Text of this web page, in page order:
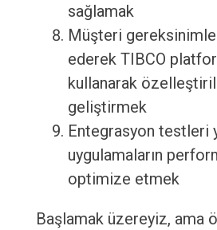
sağlamak
Müşteri
ederek TIBCO
kullanarak
geliştirmek
Entegrasyon testleri
uygulamaların
optimize etmek
Başlamak üzereyiz, ama